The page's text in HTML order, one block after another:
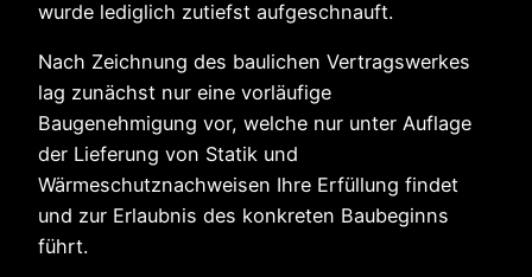
wurde lediglich zutiefst aufgeschnauft.
Nach Zeichnung des baulichen Vertragswerkes
lag zunächst nur eine vorläufige
Baugenehmigung vor, welche nur unter Auflage
der Lieferung von Statik und
Wärmeschutznachweisen Ihre Erfüllung findet
und zur Erlaubnis des konkreten Baubeginns
führt.